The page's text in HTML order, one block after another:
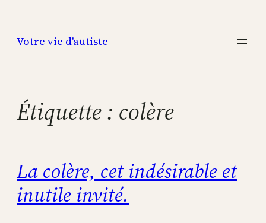
contenu
Votre vie d'autiste
Étiquette : colère
La colère, cet indésirable et
inutile invité.